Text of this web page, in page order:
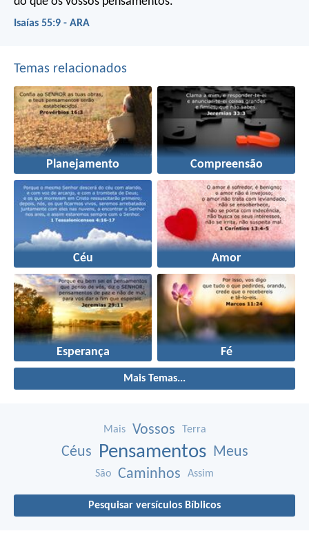
Isaías 55:9 - ARA
Temas relacionados
Planejamento Compreensão
Céu Amor
Esperança Fé
Mais Temas...
Mais Vossos Terra
Céus Pensamentos Meus
São Caminhos Assim
Pesquisar versículos Bíblicos